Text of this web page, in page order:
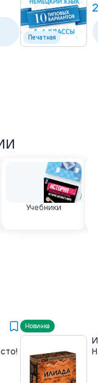
Печатная
Учебники
Новинка